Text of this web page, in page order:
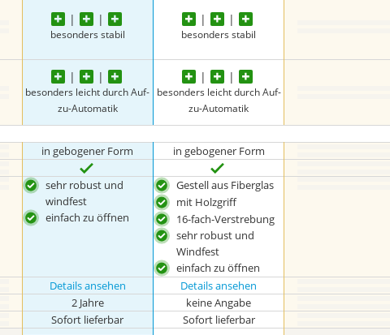
besonders stabil besonders stabil
besonders leicht durch Auf-
zu-Automatik
besonders leicht durch Auf-
zu-Automatik
in gebogener Form in gebogener Form
sehr robust und
windfest
einfach zu öffnen
Gestell aus Fiberglas
mit Holzgriff
16-fach-Verstrebung
sehr robust und
Windfest
einfach zu öffnen
Details ansehen Details ansehen
2 Jahre keine Angabe
Sofort lieferbar Sofort lieferbar